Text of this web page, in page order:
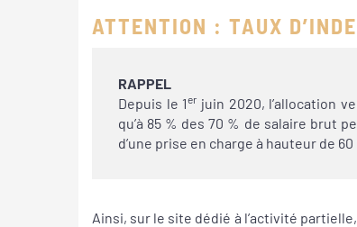
ATTENTION : TAUX
RAPPEL
Depuis le 1er juin 2020, l’allocation
qu’à 85 % des 70 % de salaire brut
d’une prise en charge à hauteur de 60
Ainsi, sur le site dédié à l’activité